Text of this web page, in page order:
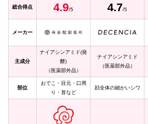
総合得点 4.9/5 4.7/5
メーカー
主成分
ナイアシンアミド(発
酵)
（医薬部外品）
ナイアシンアミド
（医薬部外品）
部位
おでこ・目元・口周
り・首など
顔全体の細かいシワ